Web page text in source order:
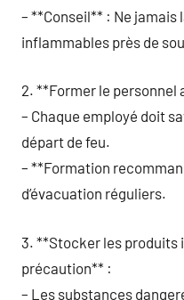
– **Conseil** : Ne jamais
inflammables près de
2. **Former le personnel
– Chaque employé doit
départ de feu.
– **Formation
d’évacuation réguliers.
3. **Stocker les produits
précaution** :
– Les substances